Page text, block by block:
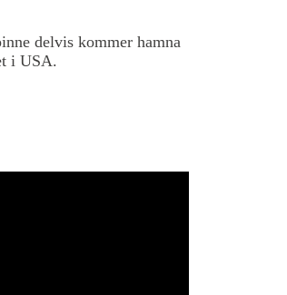
delvis kommer hamna
i USA.